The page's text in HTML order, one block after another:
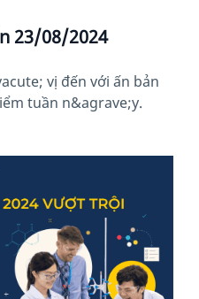
23/08/2024
vị đến với ấn bản
tuần n&agrave;y.